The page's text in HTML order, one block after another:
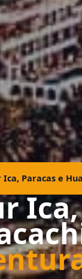
Ica, Paracas e